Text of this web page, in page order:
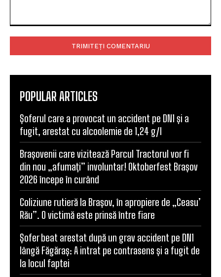
POPULAR ARTICLES
Șoferul care a provocat un accident pe DN1 și a
fugit, arestat cu alcoolemie de 1,24 g/l
Brașovenii care vizitează Parcul Tractorul vor fi
din nou „afumați” involuntar! Oktoberfest Brașov
2026 începe în curând
Coliziune rutieră la Brașov, în apropiere de „Ceasu’
Rău”. O victimă este prinsă între fiare
Șofer beat arestat după un grav accident pe DN1
lângă Făgăraș: A intrat pe contrasens și a fugit de
la locul faptei